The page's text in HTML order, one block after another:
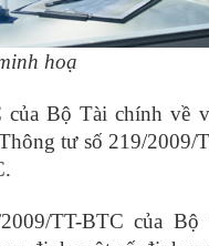
hoạ
Bộ Tài chính về
tư số 219/2009/
TT-BTC của Bộ